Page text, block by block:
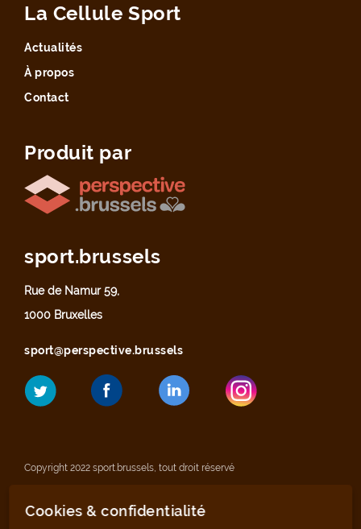
La Cellule Sport
Actualités
À propos
Contact
Produit par
sport.brussels
Rue de Namur 59,
1000 Bruxelles
sport@perspective.brussels
Copyright 2022 sport.brussels, tout droit réservé
Mentions légales
Cookies & confidentialité